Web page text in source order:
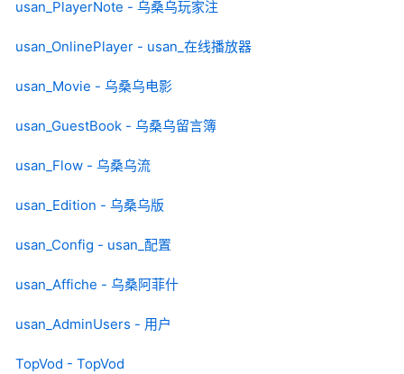
usan_PlayerNote - 乌桑乌玩家注
usan_OnlinePlayer - usan_在线播放器
usan_Movie - 乌桑乌电影
usan_GuestBook - 乌桑乌留言簿
usan_Flow - 乌桑乌流
usan_Edition - 乌桑乌版
usan_Config - usan_配置
usan_Affiche - 乌桑阿菲什
usan_AdminUsers - 用户
TopVod - TopVod